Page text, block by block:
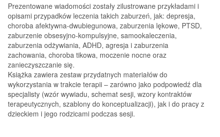
Prezentowane wiadomości zostały zilustrowane przykładami i
opisami przypadków leczenia takich zaburzeń, jak: depresja,
choroba afektywna-dwubiegunowa, zaburzenia lękowe, PTSD,
zaburzenie obsesyjno-kompulsyjne, samookaleczenia,
zaburzenia odżywiania, ADHD, agresja i zaburzenia
zachowania, choroba tikowa, moczenie nocne oraz
zanieczyszczanie się.
Książka zawiera zestaw przydatnych materiałów do
wykorzystania w trakcie terapii – zarówno jako podpowiedź dla
specjalisty (wzór wywiadu, schemat sesji, wzory kontraktów
terapeutycznych, szablony do konceptualizacji), jak i do pracy z
dzieckiem i jego rodzicami podczas sesji.